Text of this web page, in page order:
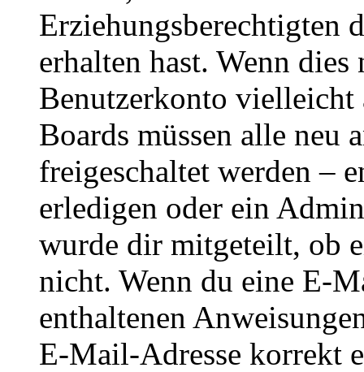
Erziehungsberechtigten
erhalten hast. Wenn
Benutzerkonto
Boards müssen alle neu
freigeschaltet werden –
erledigen oder ein
wurde dir mitgeteilt, ob
nicht. Wenn du eine E-
enthaltenen
E-Mail-Adresse korrekt